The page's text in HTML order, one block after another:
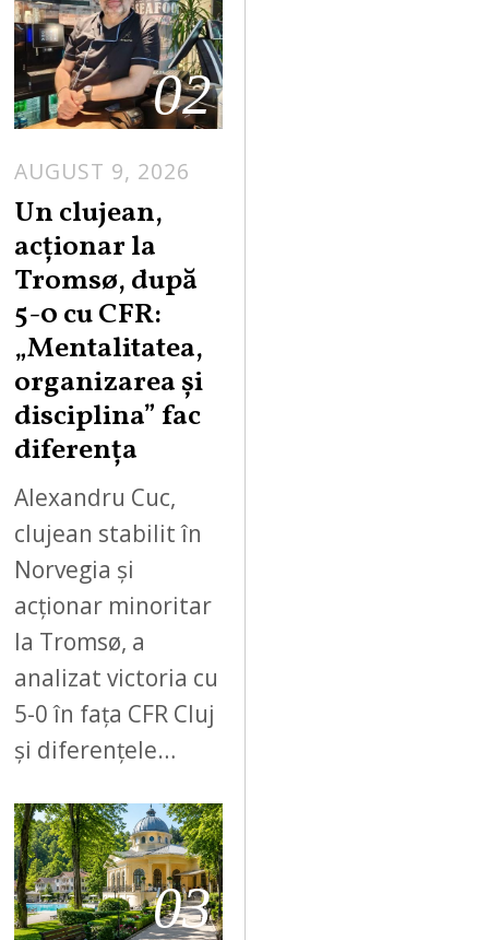
02
AUGUST 9, 2026
Un clujean,
acționar la
Tromsø, după
5-0 cu CFR:
„Mentalitatea,
organizarea și
disciplina” fac
diferența
Alexandru Cuc,
clujean stabilit în
Norvegia și
acționar minoritar
la Tromsø, a
analizat victoria cu
5-0 în fața CFR Cluj
și diferențele…
03